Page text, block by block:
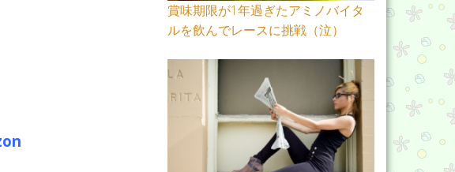
賞味期限が1年過ぎたアミノバイタ
ルを飲んでレースに挑戦（泣）